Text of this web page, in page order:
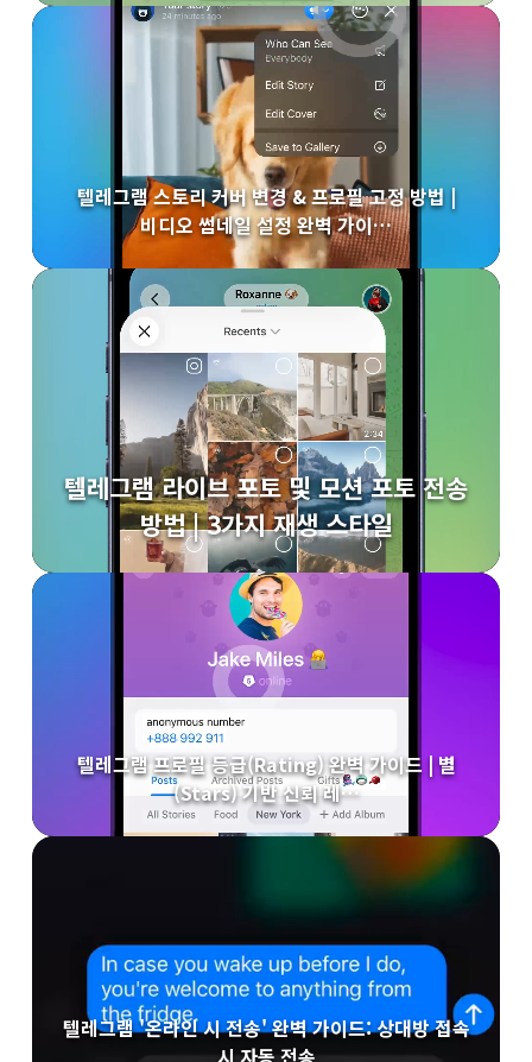
텔레그램 스토리 커버 변경 & 프로필 고정 방법 |
비디오 썸네일 설정 완벽 가이…
텔레그램 라이브 포토 및 모션 포토 전송
방법 | 3가지 재생 스타일
텔레그램 프로필 등급(Rating) 완벽 가이드 | 별
(Stars) 기반 신뢰 레…
텔레그램 '온라인 시 전송' 완벽 가이드: 상대방 접속
시 자동 전송